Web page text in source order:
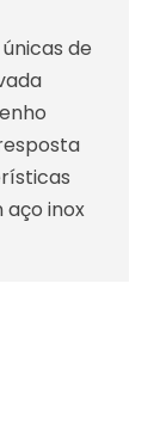
de
inox